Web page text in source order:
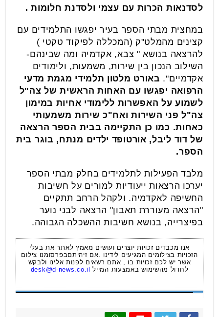
לסדנאות הכרות עם עצמי ולסדנת חלומות .
במחצית מבתי הספר בעיר יפגשו התלמידים עם
קצינים מהמלט"ק (המכללה לפיקוד טקטי )
להרצאה בנושא " צבא, אקדמיה ומה שבינהם-
השילוב הנכון בין שירות, משמעות, ולימודים
אקדמיים". באורט מלטון תלמידי מגמת מדעי
הרפואה יפגשו עם האחות הראשית של צה"ל
לשמוע על האפשרות ללימודי אחיות במימון
צה"ל פני השירות ואח"כ שירות משמעותי
כאחות. כמו כן התקיימה בבית הספר הרצאה
של דוד ליבל, אורטופד ילדים מנתח, בוגר בית
הספר.
מלבד הפעילות לתלמידים בחלק מבתי הספר
יערכו הרצאות ייעודיות למורים על חשיבות
החשיפה לאקדמיה. ולקהל הרחב תתקיים
"הרצאה מעוררת תאבון" הרצאה לבני נוער
בפיצרייה, בנושא חשיבות ההשכלה הגבוהה.
אנו מכבדים זכויות יוצרים ועושים מאמץ לאתר את בעלי
הזכויות בצילומים המגיעים לידינו .אם זיהיתםבפרסומנו צילום
אשר יש לכם זכויות בו , אתם רשאים לפנות אלינו ולבקש
לחדול מהשימוש באמצעות המייל
desk@d-news.co.il